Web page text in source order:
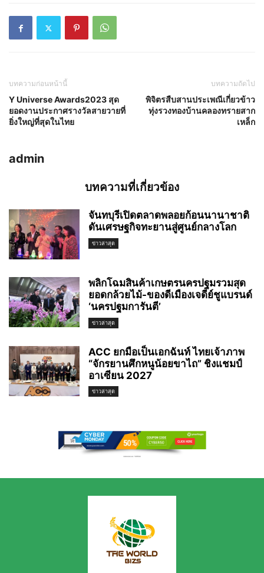
บทความก่อนหน้านี้
Y Universe Awards2023 สุด
ยอดงานประกาศรางวัลสายวายที่
ยิ่งใหญ่ที่สุดในไทย
บทความถัดไป
พิจิตรสืบสานประเพณีเกี่ยวข้าว
ทุ่งรวงทองบ้านคลองทรายสาก
เหล็ก
admin
บทความที่เกี่ยวข้อง
จันทบุรีเปิดตลาดพลอยก้อนนานาชาติ
ดันเศรษฐกิจทะยานสู่ศูนย์กลางโลก
ข่าวล่าสุด
พลิกโฉมสินค้าเกษตรนครปฐมรวมสุด
ยอดกล้วยไม้-ของดีเมืองเจดีย์ชูแบรนด์
‘นครปฐมการันตี’
ข่าวล่าสุด
ACC ยกมือเป็นเอกฉันท์ ไทยเจ้าภาพ
“จักรยานศึกหนูน้อยขาไถ” ชิงแชมป์
อาเซียน 2027
ข่าวล่าสุด